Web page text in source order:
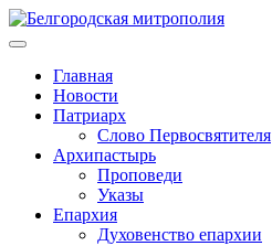
Главная
Новости
Патриарх
Слово Первосвятителя
Архипастырь
Проповеди
Указы
Епархия
Духовенство епархии